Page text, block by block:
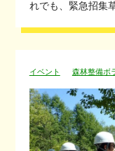
れでも、緊急招集
イベント 森林整備ボ